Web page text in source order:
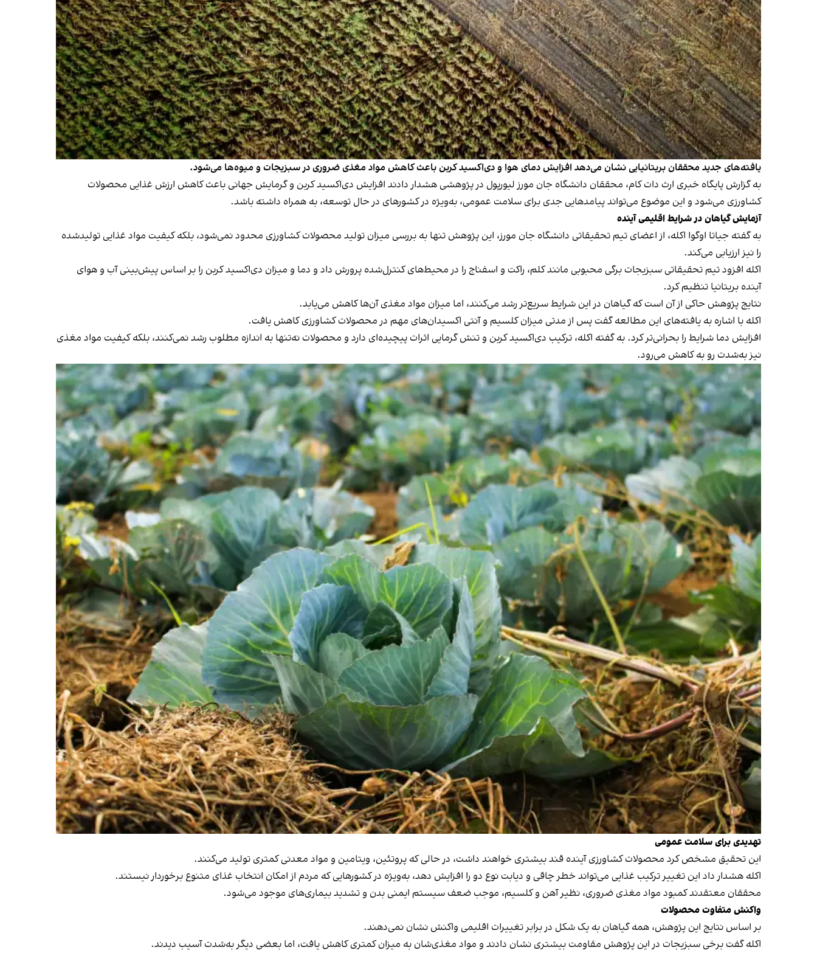
یافته‌های جدید محققان بریتانیایی نشان می‌دهد افزایش دمای هوا و دی‌اکسید کربن باعث کاهش مواد مغذی ضروری در سبزیجات و میوه‌ها می‌شود.
به گزارش پایگاه خبری ارث دات کام، محققان دانشگاه جان مورز لیورپول در پژوهشی هشدار دادند افزایش دی‌اکسید کربن و گرمایش جهانی باعث کاهش ارزش غذایی محصولات
کشاورزی می‌شود و این موضوع می‌تواند پیامدهایی جدی برای سلامت عمومی، به‌ویژه در کشورهای در حال توسعه، به همراه داشته باشد.
آزمایش گیاهان در شرایط اقلیمی آینده
به گفته جیاتا اوگوا اکله، از اعضای تیم تحقیقاتی دانشگاه جان مورز، این پژوهش تنها به بررسی میزان تولید محصولات کشاورزی محدود نمی‌شود، بلکه کیفیت مواد غذایی تولیدشده
را نیز ارزیابی می‌کند.
اکله افزود تیم تحقیقاتی سبزیجات برگی محبوبی مانند کلم، راکت و اسفناج را در محیط‌های کنترل‌شده پرورش داد و دما و میزان دی‌اکسید کربن را بر اساس پیش‌بینی‌ آب‌ و هوای
آینده بریتانیا تنظیم کرد.
نتایج پژوهش حاکی از آن است که گیاهان در این شرایط سریع‌تر رشد می‌کنند، اما میزان مواد مغذی آن‌ها کاهش می‌یابد.
اکله با اشاره به یافته‌های این مطالعه گفت پس از مدتی میزان کلسیم و آنتی اکسیدان‌های مهم در محصولات کشاورزی کاهش یافت.
افزایش دما شرایط را بحرانی‌تر کرد. به گفته اکله، ترکیب دی‌اکسید کربن و تنش گرمایی اثرات پیچیده‌ای دارد و محصولات نه‌تنها به اندازه مطلوب رشد نمی‌کنند، بلکه کیفیت مواد مغذی
نیز به‌شدت رو به کاهش می‎‌رود.
تهدیدی برای سلامت عمومی
این تحقیق مشخص کرد محصولات کشاورزی آینده قند بیشتری خواهند داشت، در حالی که پروتئین، ویتامین و مواد معدنی کمتری تولید می‌کنند.
اکله هشدار داد این تغییر ترکیب غذایی می‌تواند خطر چاقی و دیابت نوع دو را افزایش دهد، به‌ویژه در کشورهایی که مردم از امکان انتخاب غذای متنوع برخوردار نیستند.
محققان معتقدند کمبود مواد مغذی ضروری، نظیر آهن و کلسیم، موجب ضعف سیستم ایمنی بدن و تشدید بیماری‌های موجود می‌شود.
واکنش متفاوت محصولات
بر اساس نتایج این پژوهش، همه گیاهان به یک شکل در برابر تغییرات اقلیمی واکنش نشان نمی‌دهند.
اکله گفت برخی سبزیجات در این پژوهش مقاومت بیشتری نشان دادند و مواد مغذی‌شان به میزان کمتری کاهش یافت، اما بعضی دیگر به‌شدت آسیب دیدند.